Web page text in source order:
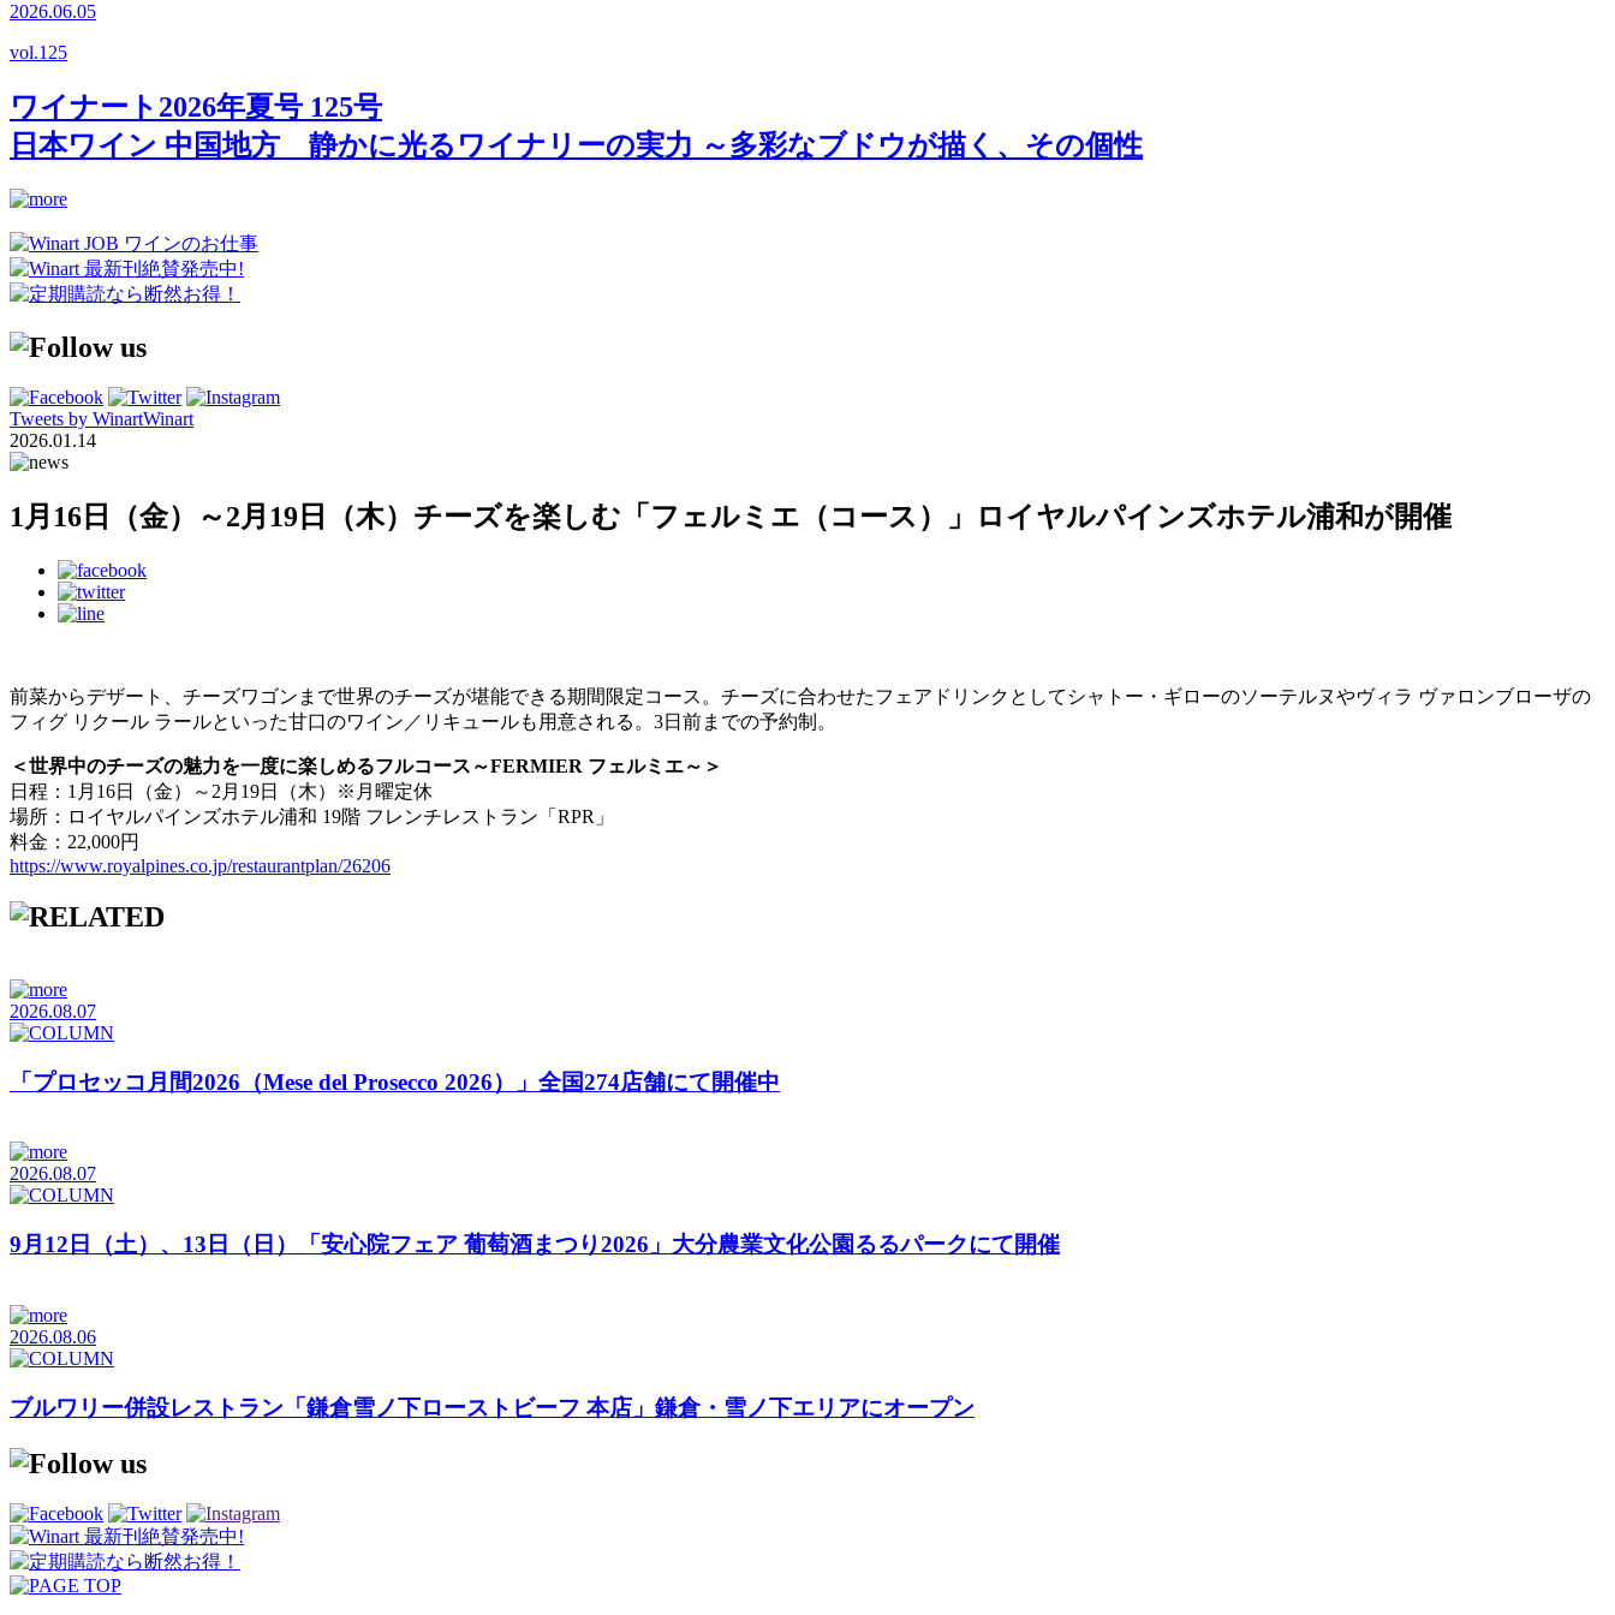
2026.06.05
vol.125
ワイナート2026年夏号 125号
日本ワイン 中国地方 静かに光るワイナリーの実力 ～多彩なブドウが描く、その個性
Tweets by WinartWinart
2026.01.14
1月16日（金）～2月19日（木）チーズを楽しむ「フェルミエ（コース）」ロイヤルパインズホテル浦和が開催
前菜からデザート、チーズワゴンまで世界のチーズが堪能できる期間限定コース。チーズに合わせたフェアドリンクとしてシャトー・ギローのソーテルヌやヴィラ ヴァロンブローザの
フィグ リクール ラールといった甘口のワイン／リキュールも用意される。3日前までの予約制。
＜世界中のチーズの魅力を一度に楽しめるフルコース～FERMIER フェルミエ～＞
日程：1月16日（金）～2月19日（木）※月曜定休
場所：ロイヤルパインズホテル浦和 19階 フレンチレストラン「RPR」
料金：22,000円
https://www.royalpines.co.jp/restaurantplan/26206
2026.08.07
「プロセッコ月間2026（Mese del Prosecco 2026）」全国274店舗にて開催中
2026.08.07
9月12日（土）、13日（日）「安心院フェア 葡萄酒まつり2026」大分農業文化公園るるパークにて開催
2026.08.06
ブルワリー併設レストラン「鎌倉雪ノ下ローストビーフ 本店」鎌倉・雪ノ下エリアにオープン